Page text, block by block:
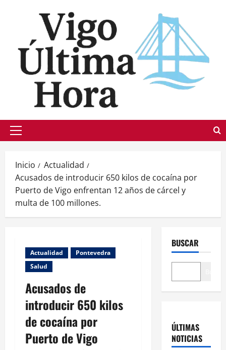
Menú
Inicio
Actualidad
Acusados de introducir 650 kilos de cocaína por
Puerto de Vigo enfrentan 12 años de cárcel y
multa de 100 millones.
Actualidad
Pontevedra
Salud
Acusados de
introducir 650 kilos
de cocaína por
Puerto de Vigo
BUSCAR
ÚLTIMAS
NOTICIAS